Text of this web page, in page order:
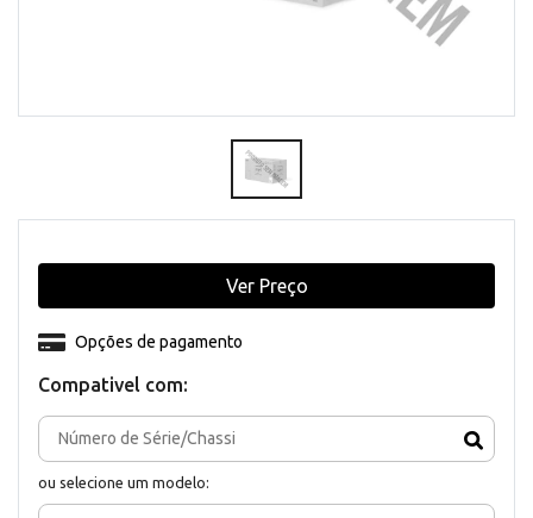
Compativel com:
ou selecione um modelo:
Opções de pagamento
Ver Preço